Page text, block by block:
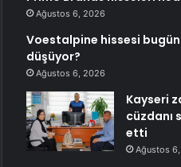
Ağustos 6, 2026
Voestalpine hissesi
düşüyor?
Ağustos 6, 2026
Kayseri
cüzdanı
etti
Ağustos